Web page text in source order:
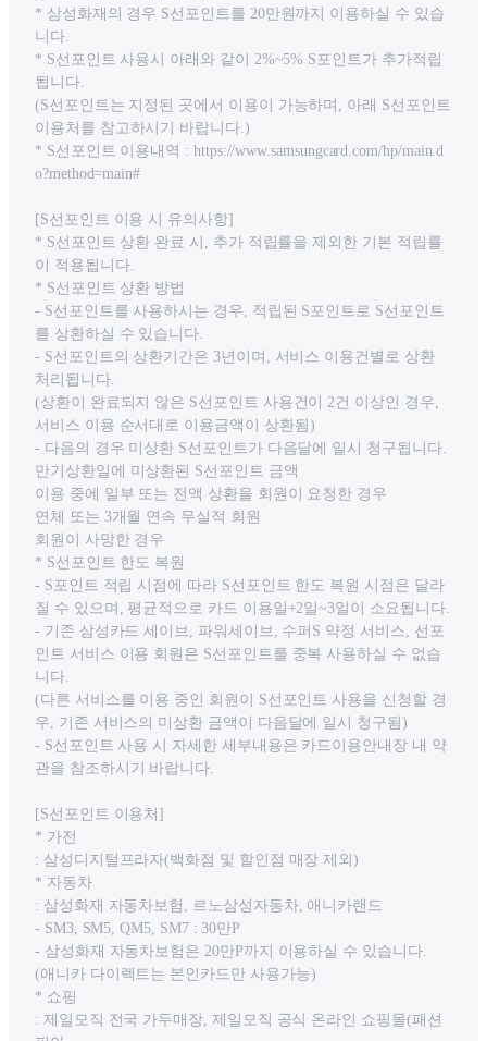
* 삼성화재의 경우 S선포인트를 20만원까지 이용하실 수 있습
니다.
* S선포인트 사용시 아래와 같이 2%~5% S포인트가 추가적립
됩니다.
(S선포인트는 지정된 곳에서 이용이 가능하며, 아래 S선포인트
이용처를 참고하시기 바랍니다.)
* S선포인트 이용내역 : https://www.samsungcard.com/hp/main.d
o?method=main#
[S선포인트 이용 시 유의사항]
* S선포인트 상환 완료 시, 추가 적립률을 제외한 기본 적립률
이 적용됩니다.
* S선포인트 상환 방법
- S선포인트를 사용하시는 경우, 적립된 S포인트로 S선포인트
를 상환하실 수 있습니다.
- S선포인트의 상환기간은 3년이며, 서비스 이용건별로 상환
처리됩니다.
(상환이 완료되지 않은 S선포인트 사용건이 2건 이상인 경우,
서비스 이용 순서대로 이용금액이 상환됨)
- 다음의 경우 미상환 S선포인트가 다음달에 일시 청구됩니다.
만기상환일에 미상환된 S선포인트 금액
이용 중에 일부 또는 전액 상환을 회원이 요청한 경우
연체 또는 3개월 연속 무실적 회원
회원이 사망한 경우
* S선포인트 한도 복원
- S포인트 적립 시점에 따라 S선포인트 한도 복원 시점은 달라
질 수 있으며, 평균적으로 카드 이용일+2일~3일이 소요됩니다.
- 기존 삼성카드 세이브, 파워세이브, 수퍼S 약정 서비스, 선포
인트 서비스 이용 회원은 S선포인트를 중복 사용하실 수 없습
니다.
(다른 서비스를 이용 중인 회원이 S선포인트 사용을 신청할 경
우, 기존 서비스의 미상환 금액이 다음달에 일시 청구됨)
- S선포인트 사용 시 자세한 세부내용은 카드이용안내장 내 약
관을 참조하시기 바랍니다.
[S선포인트 이용처]
* 가전
: 삼성디지털프라자(백화점 및 할인점 매장 제외)
* 자동차
: 삼성화재 자동차보험, 르노삼성자동차, 애니카랜드
- SM3, SM5, QM5, SM7 : 30만P
- 삼성화재 자동차보험은 20만P까지 이용하실 수 있습니다.
(애니카 다이렉트는 본인카드만 사용가능)
* 쇼핑
: 제일모직 전국 가두매장, 제일모직 공식 온라인 쇼핑몰(패션